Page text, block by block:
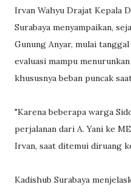
Irvan Wahyu Drajat Kepala
Surabaya menyampaikan,
Gunung Anyar, mulai
evaluasi mampu
khususnya beban puncak
"Karena beberapa warga
perjalanan dari A. Yani ke
Irvan, saat ditemui diruang
Kadishub Surabaya